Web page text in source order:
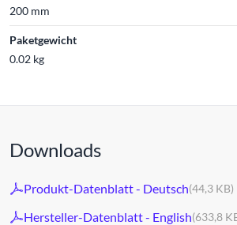
200 mm
Paketgewicht
0.02 kg
Downloads
Produkt-Datenblatt - Deutsch(44,3 KB)
Hersteller-Datenblatt - English(633,8